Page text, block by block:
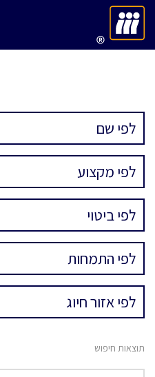
תוצאות חיפוש